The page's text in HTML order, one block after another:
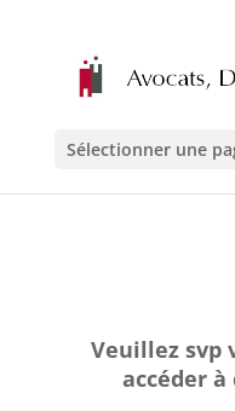
Sélectionner une
Veuillez svp
accéder